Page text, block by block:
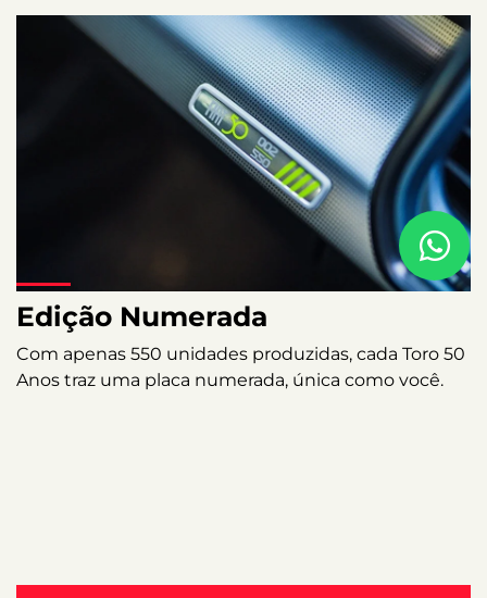
Edição Numerada
Com apenas 550 unidades produzidas, cada Toro 50
Anos traz uma placa numerada, única como você.